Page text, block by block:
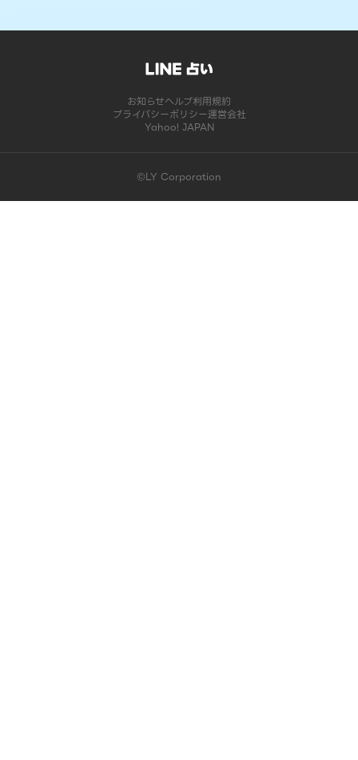
お知らせヘルプ利用規約
プライバシーポリシー運営会社
Yahoo! JAPAN
©LY Corporation
このコンテンツは掲載が終了しました | LINE占い